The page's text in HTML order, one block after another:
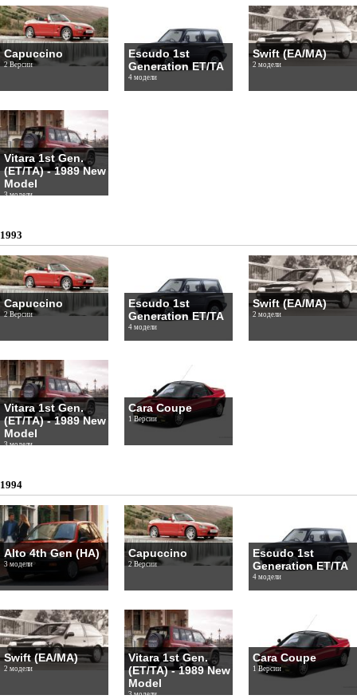
Capuccino
2 Версии
Escudo 1st
Generation ET/TA
4 модели
Swift (EA/MA)
2 модели
Vitara 1st Gen.
(ET/TA) - 1989 New
Model
3 модели
1993
Capuccino
2 Версии
Escudo 1st
Generation ET/TA
4 модели
Swift (EA/MA)
2 модели
Vitara 1st Gen.
(ET/TA) - 1989 New
Model
3 модели
Cara Coupe
1 Версии
1994
Alto 4th Gen (HA)
3 модели
Capuccino
2 Версии
Escudo 1st
Generation ET/TA
4 модели
Swift (EA/MA)
2 модели
Vitara 1st Gen.
(ET/TA) - 1989 New
Model
3 модели
Cara Coupe
1 Версии